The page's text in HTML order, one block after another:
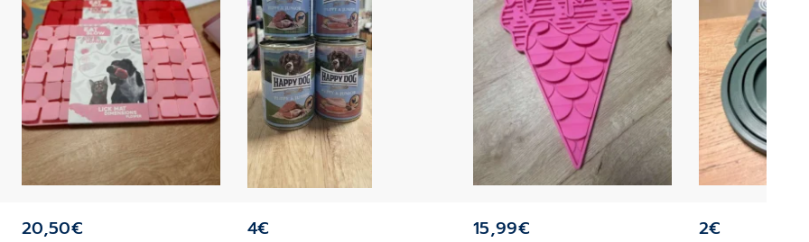
20,50€ 4€ 15,99€ 2€